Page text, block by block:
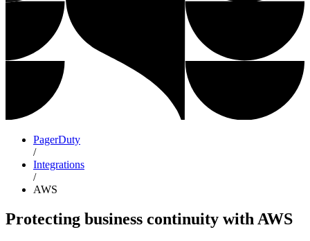
PagerDuty
/
Integrations
/
AWS
Protecting business continuity with AWS